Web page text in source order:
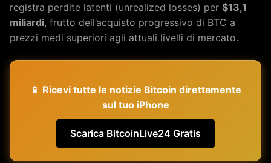
registra perdite latenti (unrealized losses) per $13,1
miliardi, frutto dell’acquisto progressivo di BTC a
prezzi medi superiori agli attuali livelli di mercato.
📱 Ricevi tutte le notizie Bitcoin direttamente
sul tuo iPhone
Scarica BitcoinLive24 Gratis